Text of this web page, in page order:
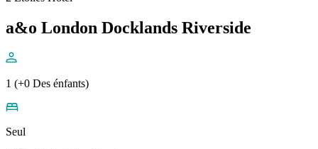
a&o London Docklands Riverside
1 (+0 Des énfants)
Seul